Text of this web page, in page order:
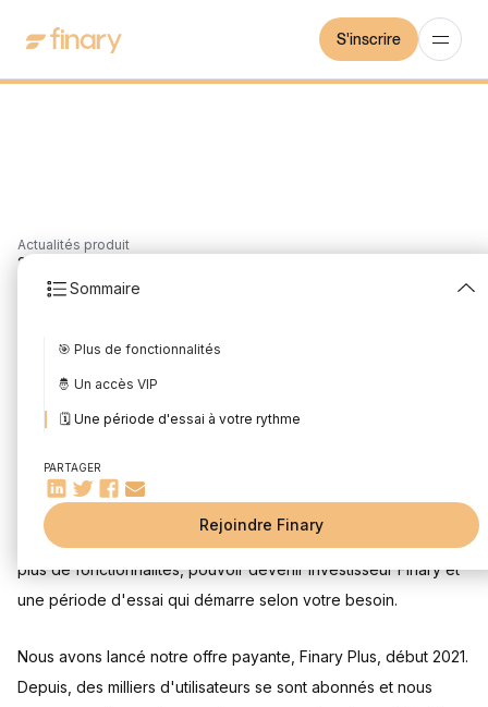
S'inscrire
Actualités produit
Sommaire
🎯 Plus de fonctionnalités
🤴 Un accès VIP
🗓 Une période d'essai à votre rythme
PARTAGER
Rejoindre Finary
2
Finary Plus
Plusieurs changements pour les abonnements Finary Plus :
plus de fonctionnalités, pouvoir devenir investisseur Finary et
une période d'essai qui démarre selon votre besoin.
Nous avons lancé notre offre payante, Finary Plus, début 2021.
Depuis, des milliers d'utilisateurs se sont abonnés et nous